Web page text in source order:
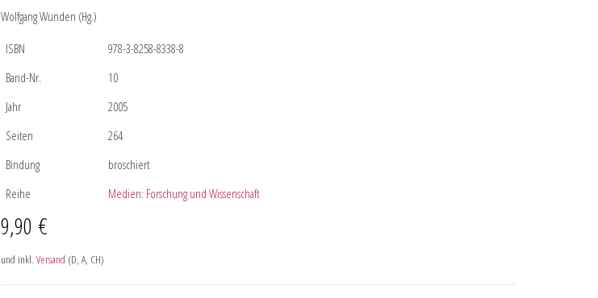
Wolfgang Wunden (Hg.)
ISBN
978-3-8258-8338-8
Band-Nr.
10
Jahr
2005
Seiten
264
Bindung
broschiert
Reihe
Medien: Forschung und Wissenschaft
9,90 €
und inkl. Versand (D, A, CH)